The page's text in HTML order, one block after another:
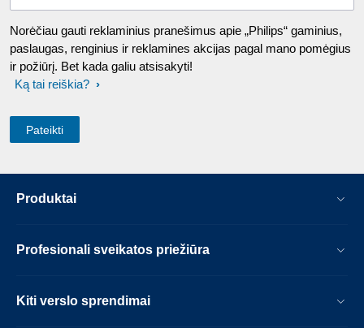
Norėčiau gauti reklaminius pranešimus apie „Philips“ gaminius,
paslaugas, renginius ir reklamines akcijas pagal mano pomėgius
ir požiūrį. Bet kada galiu atsisakyti!
Ką tai reiškia?
Produktai
Profesionali sveikatos priežiūra
Kiti verslo sprendimai